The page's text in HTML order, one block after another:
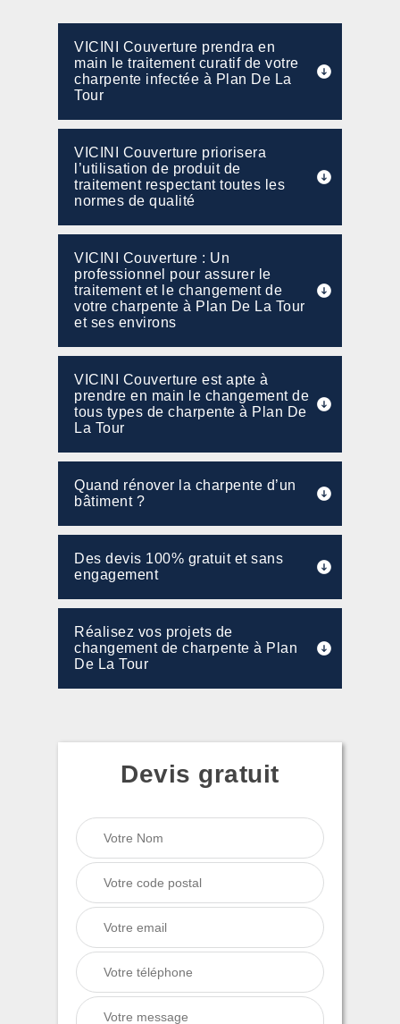
VICINI Couverture prendra en
main le traitement curatif de votre
charpente infectée à Plan De La
Tour
VICINI Couverture priorisera
l’utilisation de produit de
traitement respectant toutes les
normes de qualité
VICINI Couverture : Un
professionnel pour assurer le
traitement et le changement de
votre charpente à Plan De La Tour
et ses environs
VICINI Couverture est apte à
prendre en main le changement de
tous types de charpente à Plan De
La Tour
Quand rénover la charpente d’un
bâtiment ?
Des devis 100% gratuit et sans
engagement
Réalisez vos projets de
changement de charpente à Plan
De La Tour
Devis gratuit